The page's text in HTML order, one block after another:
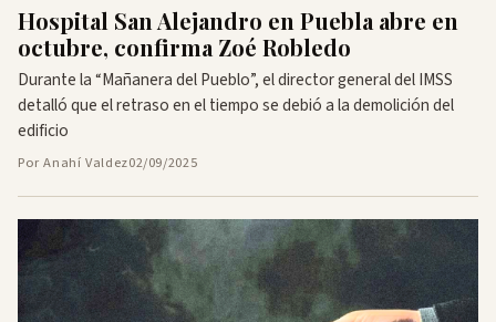
Hospital San Alejandro en Puebla abre en
octubre, confirma Zoé Robledo
Durante la “Mañanera del Pueblo”, el director general del IMSS
detalló que el retraso en el tiempo se debió a la demolición del
edificio
Por Anahí Valdez02/09/2025